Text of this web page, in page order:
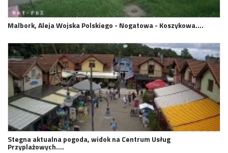
Malbork, Aleja Wojska Polskiego - Nogatowa - Koszykowa.…
Stegna aktualna pogoda, widok na Centrum Usług
Przyplażowych.…